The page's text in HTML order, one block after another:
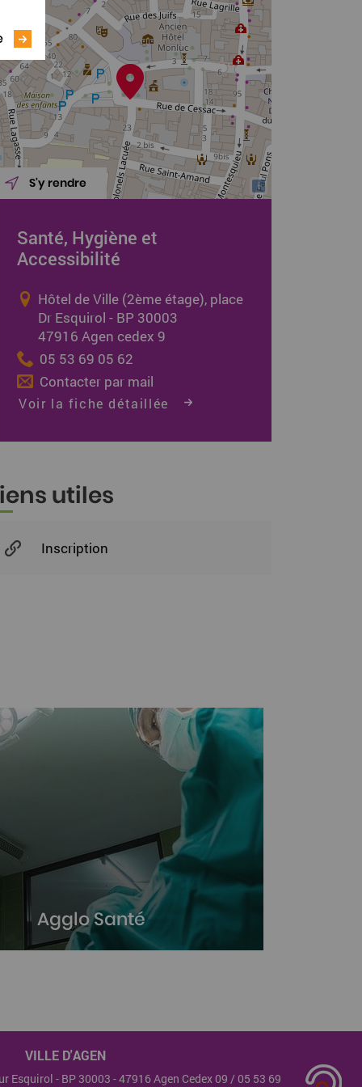
i
S'y rendre
Santé, Hygiène et
Accessibilité
Hôtel de Ville (2ème étage), place
Dr Esquirol - BP 30003
47916 Agen cedex 9
05 53 69 05 62
Contacter par mail
Voir la fiche détaillée
utiles
Inscription
Agglo Santé
Toute l'information Santé de
VILLE D'AGEN
Esquirol - BP 30003 - 47916 Agen Cedex 09 /05 53 69